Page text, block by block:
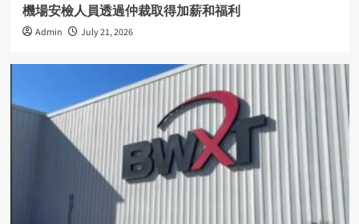
機場安檢人員透過仲裁取得加薪和福利
Admin July 21, 2026